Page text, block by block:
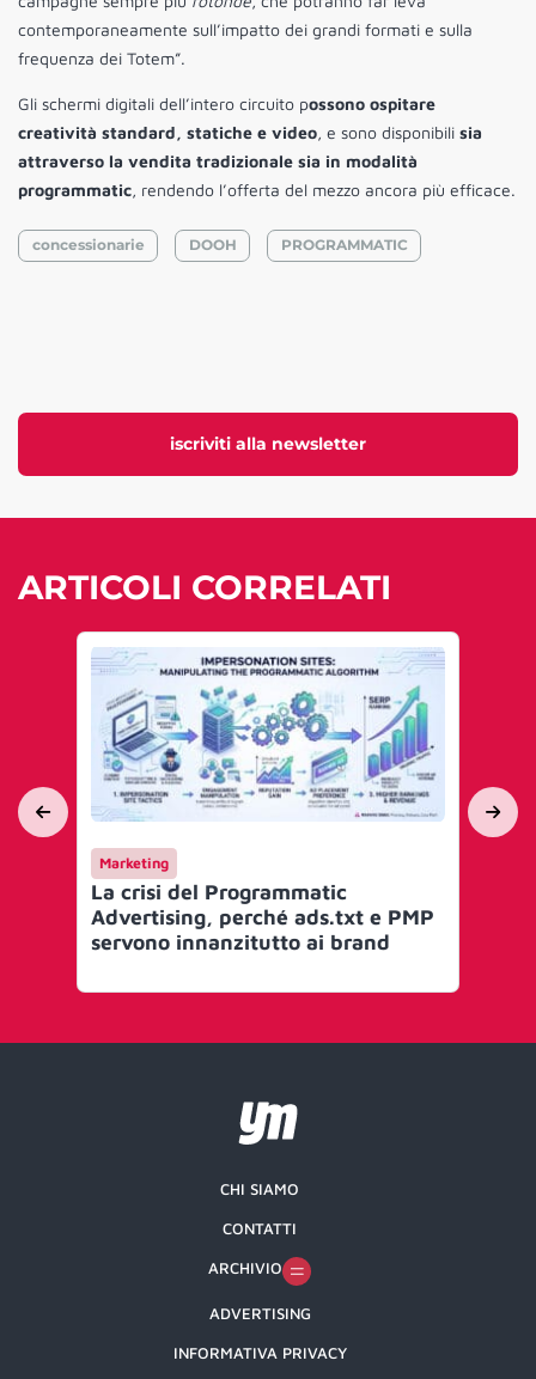
iscriviti alla newsletter
contemporaneamente sull’impatto dei grandi formati e sulla
frequenza dei Totem”.
Gli schermi digitali dell’intero circuito possono ospitare
creatività standard, statiche e video, e sono disponibili sia
attraverso la vendita tradizionale sia in modalità
programmatic, rendendo l’offerta del mezzo ancora più efficace.
concessionarie DOOH PROGRAMMATIC
ARTICOLI CORRELATI
Marketing
La crisi del Programmatic
Advertising, perché ads.txt e PMP
servono innanzitutto ai brand
CHI SIAMO
CONTATTI
ARCHIVIO
ADVERTISING
INFORMATIVA PRIVACY